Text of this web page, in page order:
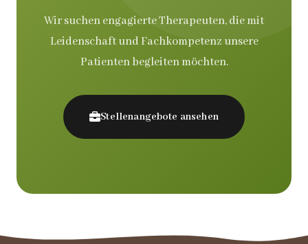
Wir suchen engagierte Therapeuten, die mit
Leidenschaft und Fachkompetenz unsere
Patienten begleiten möchten.
Stellenangebote ansehen